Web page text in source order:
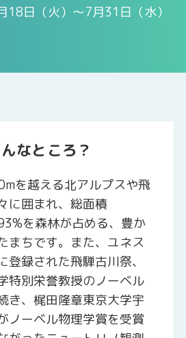
日（火）〜7月31日（水）
なところ？
を越える北アルプスや飛
に囲まれ、総面積
を森林が占める、豊か
まちです。また、ユネス
登録された飛騨古川祭、
特別栄誉教授のノーベル
き、梶田隆章東京大学宇
ノーベル物理学賞を受賞